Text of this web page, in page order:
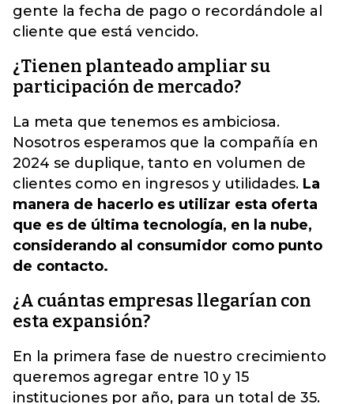
gente la fecha de pago o recordándole al
cliente que está vencido.
¿Tienen planteado ampliar su
participación de mercado?
La meta que tenemos es ambiciosa.
Nosotros esperamos que la compañía en
2024 se duplique, tanto en volumen de
clientes como en ingresos y utilidades. La
manera de hacerlo es utilizar esta oferta
que es de última tecnología, en la nube,
considerando al consumidor como punto
de contacto.
¿A cuántas empresas llegarían con
esta expansión?
En la primera fase de nuestro crecimiento
queremos agregar entre 10 y 15
instituciones por año, para un total de 35.